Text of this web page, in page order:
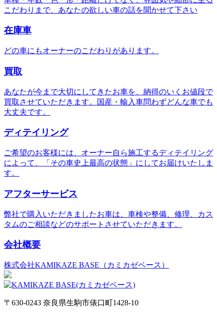
こだわりまで、あなたの欲しい車の話を聞かせて下さい
在庫車
どの車にもオーナーのこだわりがあります。
買取
あなたが今まで大切にしてきたお車を、納得のいくお値段で
買取させていただきます。国産・輸入車問わずどんな車でも
大丈夫です。
ディテイリング
ご希望のお客様には、オーナー自ら施工するディテイリング
によって、「その車史上最高の状態」にしてお届けいたしま
す。
アフターサービス
弊社で購入いただきましたお車は、車検や整備、修理、カス
タムのご相談などのサポートさせていただきます。
会社概要
株式会社KAMIKAZE BASE（カミカゼベース）
〒630-0243 奈良県生駒市俵口町1428-10